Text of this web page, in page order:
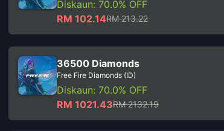
Diskaun: 70.0% OFF
RM 102.14RM 213.22
36500 Diamonds
Free Fire Diamonds (ID)
Diskaun: 70.0% OFF
RM 1021.43RM 2132.19